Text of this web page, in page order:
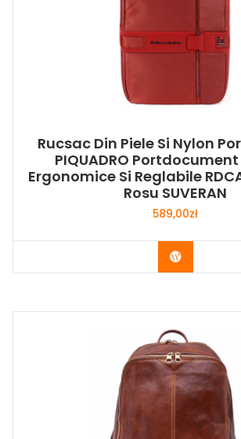
Rucsac Din Piele Si Nylon
PIQUADRO
Ergonomice Si Reglabile
Rosu SUVERAN
589,00zł
Buy Now